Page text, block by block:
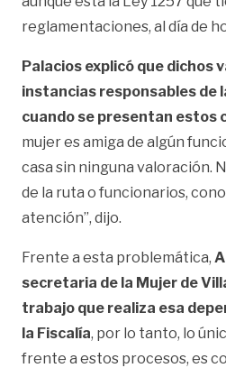
reglamentaciones, al día de
Palacios explicó que dichos
instancias responsables de
cuando se presentan estos
mujer es amiga de algún
casa sin ninguna valoración.
de la ruta o funcionarios,
atención”, dijo.
Frente a esta problemática,
secretaria de la Mujer de
trabajo que realiza esa
la Fiscalía, por lo tanto, lo
frente a estos procesos, es